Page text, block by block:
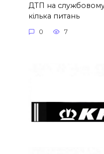
ДТП на
кілька питань
0 7